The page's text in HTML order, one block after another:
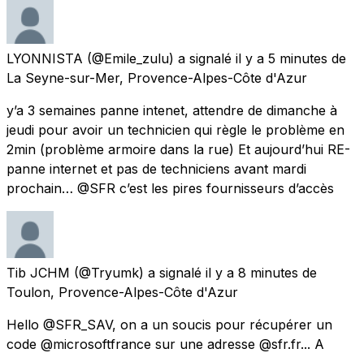
LYONNISTA (@Emile_zulu) a signalé il y a 5 minutes de
La Seyne-sur-Mer, Provence-Alpes-Côte d'Azur
y’a 3 semaines panne intenet, attendre de dimanche à
jeudi pour avoir un technicien qui règle le problème en
2min (problème armoire dans la rue) Et aujourd’hui RE-
panne internet et pas de techniciens avant mardi
prochain… @SFR c’est les pires fournisseurs d’accès
Tib JCHM (@Tryumk) a signalé il y a 8 minutes de
Toulon, Provence-Alpes-Côte d'Azur
Hello @SFR_SAV, on a un soucis pour récupérer un
code @microsoftfrance sur une adresse @sfr.fr... A